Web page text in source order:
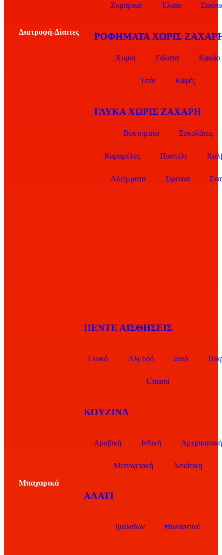
Διατροφή-Δίαιτες
Ζυμαρικά Έλαια
ΡΟΦΗΜΑΤΑ ΧΩΡΙΣ
Χυμοί Γάλατα Κακάο
Τσάι Καφές
ΓΛΥΚΑ ΧΩΡΙΣ ΖΑΧΑΡΗ
Βουτήματα Σοκολάτες
Καραμέλες Παστέλι
Αλείμματα Σιρόπια
Μπαχαρικά
ΠΕΝΤΕ ΑΙΣΘΗΣΕΙΣ
Γλυκό Αλμυρό Ξινό
Umami
ΚΟΥΖΙΝΑ
Αραβική Ινδική Αμερικανική
Μεσογειακή Ασιάτικη
ΑΛΑΤΙ
Ιμαλαϊων Θαλασσινό